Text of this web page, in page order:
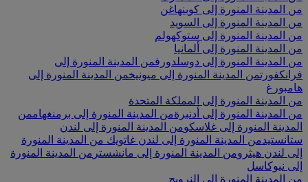
من المدينة المنورة إلى كوبنهاغن
من المدينة المنورة إلى السويد
من المدينة المنورة إلى ستوكهولم
من المدينة المنورة إلى ألمانيا
من المدينة المنورة إلى دوسلدورفمن المدينة المنورة إلى
فرانكفورتمن المدينة المنورة إلى ميونيخمن المدينة المنورة إلى
هامبورغ
من المدينة المنورة إلى المملكة المتحدة
من المدينة المنورة إلى أدنبرةمن المدينة المنورة إلى برمنغهاممن
المدينة المنورة إلى غلاسكومن المدينة المنورة إلى لندن
ستانستيدمن المدينة المنورة إلى لندن غاتويك من المدينة المنورة
إلى لندن هيثرومن المدينة المنورة إلى مانشستر من المدينة المنورة
إلى نيوكاسل
من المدينة المنورة إلى النرويج